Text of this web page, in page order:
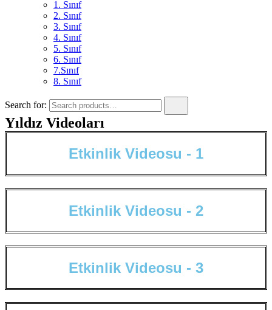
1. Sınıf
2. Sınıf
3. Sınıf
4. Sınıf
5. Sınıf
6. Sınıf
7.Sınıf
8. Sınıf
Search for:
Yıldız Videoları
Etkinlik Videosu - 1
Etkinlik Videosu - 2
Etkinlik Videosu - 3